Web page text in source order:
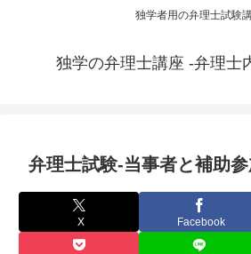
独学者用の弁理士試験
独学の弁理士講座 -弁理士
弁理士試験-当事者と補助参
X Facebook